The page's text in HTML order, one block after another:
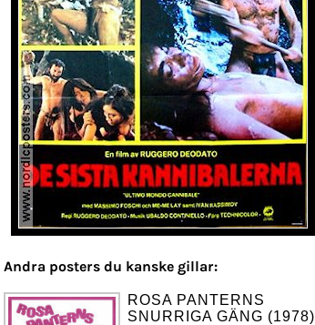
Andra posters du kanske gillar:
ROSA PANTERNS
SNURRIGA GÄNG (1978)